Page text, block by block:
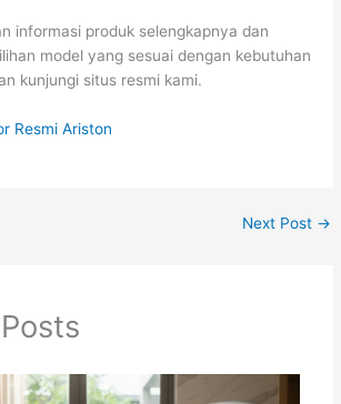
informasi produk selengkapnya dan
model yang sesuai dengan kebutuhan
kunjungi situs resmi kami.
Resmi Ariston
Next Post →